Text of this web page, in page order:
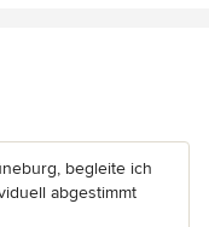
begleite ich
abgestimmt